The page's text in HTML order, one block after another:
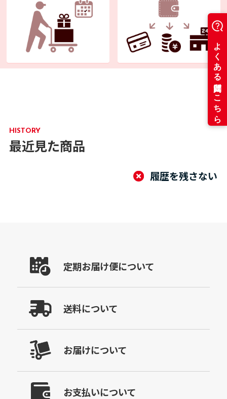
HISTORY
最近見た商品
履歴を残さない
定期お届け便について
送料について
お届けについて
お支払いについて